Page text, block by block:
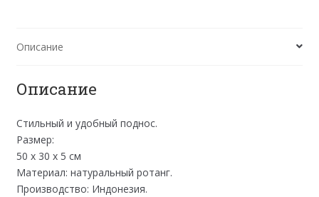
Описание
Описание
Стильный и удобный поднос.
Размер:
50 х 30 х 5 см
Материал: натуральный ротанг.
Производство: Индонезия.